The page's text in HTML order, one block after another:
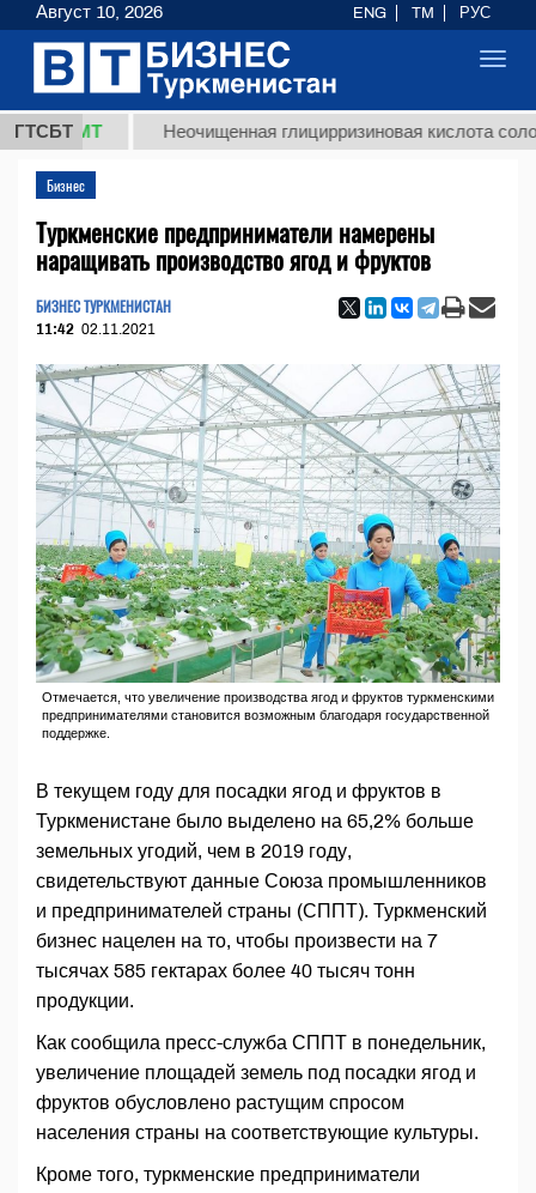
ГТСБТ Неочищенная глицирризиновая кислота
Бизнес
Туркменские предприниматели намерены
наращивать производство ягод и фруктов
БИЗНЕС ТУРКМЕНИСТАН
11:42 02.11.2021
Отмечается, что увеличение производства ягод и фруктов туркменскими
предпринимателями становится возможным благодаря государственной
поддержке.
В текущем году для посадки ягод и фруктов в
Туркменистане было выделено на 65,2% больше
земельных угодий, чем в 2019 году,
свидетельствуют данные Союза промышленников
и предпринимателей страны (СППТ). Туркменский
бизнес нацелен на то, чтобы произвести на 7
тысячах 585 гектарах более 40 тысяч тонн
продукции.
Как сообщила пресс-служба СППТ в понедельник,
увеличение площадей земель под посадки ягод и
фруктов обусловлено растущим спросом
населения страны на соответствующие культуры.
Кроме того, туркменские предприниматели
Август 10, 2026 ENG TM РУС